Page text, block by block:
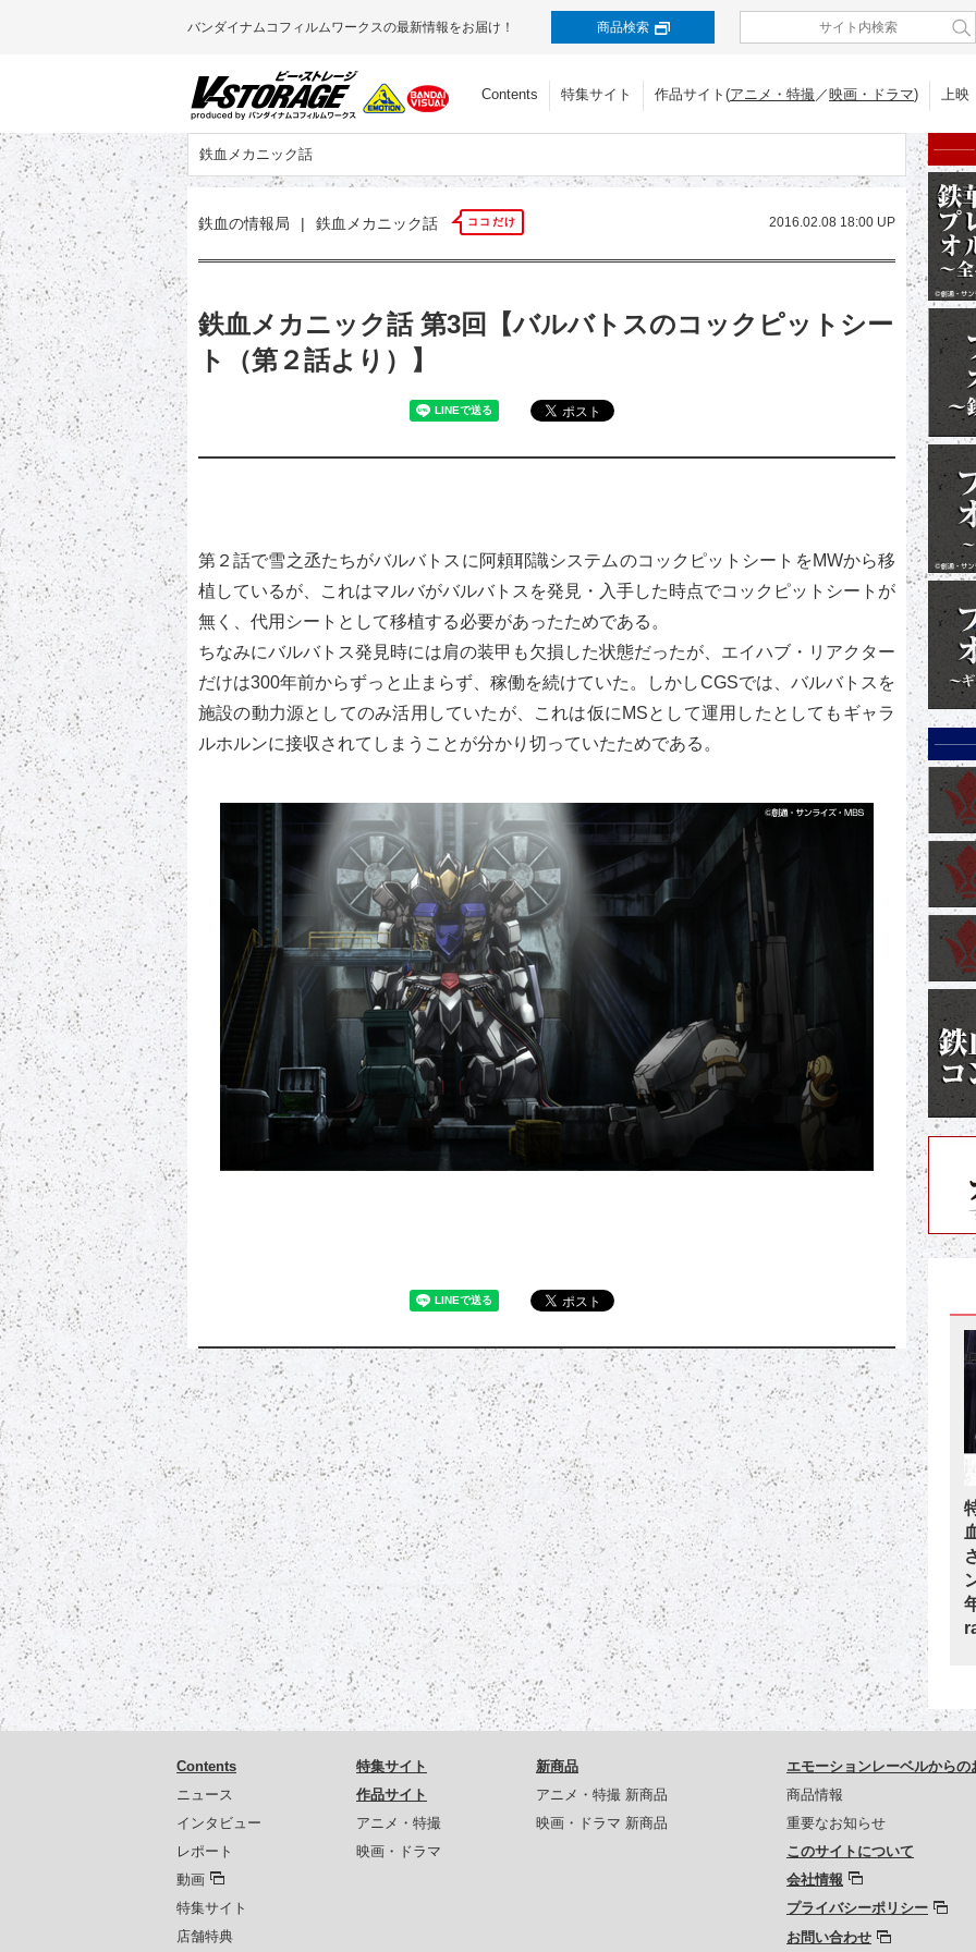
バンダイナムコフィルムワークスの最新情報をお届け！ 商品検索
Contents 特集サイト 作品サイト(アニメ・特撮／映画・ドラマ) 上映
鉄血メカニック話
鉄血の情報局 | 鉄血メカニック話 ココだけ 2016.02.08 18:00 UP
鉄血メカニック話 第3回【バルバトスのコックピットシー
ト（第２話より）】
第２話で雪之丞たちがバルバトスに阿頼耶識システムのコックピットシートをMWから移
植しているが、これはマルバがバルバトスを発見・入手した時点でコックピットシートが
無く、代用シートとして移植する必要があったためである。
ちなみにバルバトス発見時には肩の装甲も欠損した状態だったが、エイハブ・リアクター
だけは300年前からずっと止まらず、稼働を続けていた。しかしCGSでは、バルバトスを
施設の動力源としてのみ活用していたが、これは仮にMSとして運用したとしてもギャラ
ルホルンに接収されてしまうことが分かり切っていたためである。
Contents
ニュース
インタビュー
レポート
動画
特集サイト
店舗特典
特集サイト
作品サイト
アニメ・特撮
映画・ドラマ
新商品
アニメ・特撮 新商品
映画・ドラマ 新商品
エモーションレーベルからの
商品情報
重要なお知らせ
このサイトについて
会社情報
プライバシーポリシー
お問い合わせ